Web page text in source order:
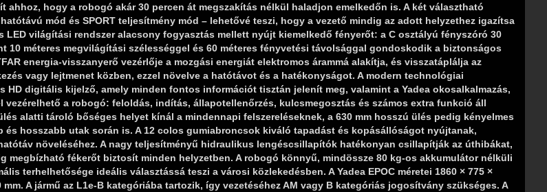
ahhoz, hogy a robogó akár 30 percen át megszakítás nélkül haladjon emelkedőn is. A két választható
mód és SPORT teljesítmény mód – lehetővé teszi, hogy a vezető mindig az adott helyzethez igazítsa
LED világítási rendszer alacsony fogyasztás mellett nyújt kiemelkedő fényerőt: a C osztályú fényszóró 30
10 méteres megvilágítási szélességgel és 60 méteres fényvetési távolsággal gondoskodik a biztonságos
energia‑visszanyerő vezérlője a mozgási energiát elektromos árammá alakítja, és visszatáplálja az
vagy lejtmenet közben, ezzel növelve a hatótávot és a hatékonyságot. A modern technológiai
HD digitális kijelző, amely minden fontos információt tisztán jelenít meg, valamint a Yadea okosalkalmazás,
vezérelhető a robogó: feloldás, indítás, állapotellenőrzés, kulcsmegosztás és számos extra funkció áll
alatti tároló bőséges helyet kínál a mindennapi felszereléseknek, a 630 mm hosszú ülés pedig kényelmes
hosszabb utak során is. A 12 colos gumiabroncsok kiváló tapadást és kopásállóságot nyújtanak,
növeléséhez. A nagy teljesítményű hidraulikus lengéscsillapítók hatékonyan csillapítják az úthibákat,
megbízható fékerőt biztosít minden helyzetben. A robogó könnyű, mindössze 80 kg-os akkumulátor nélküli
terhelhetősége ideális választássá teszi a városi közlekedésben. A Yadea EPOC méretei 1860 × 775 ×
mm. A jármű az L1e‑B kategóriába tartozik, így vezetéséhez AM vagy B kategóriás jogosítvány szükséges. A